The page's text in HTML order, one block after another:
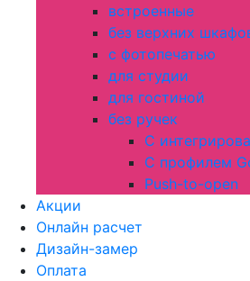
встроенные
без верхних
с фотопечатью
для студии
для гостиной
без ручек
С
С профилем
Push-to-open
Акции
Онлайн расчет
Дизайн-замер
Оплата